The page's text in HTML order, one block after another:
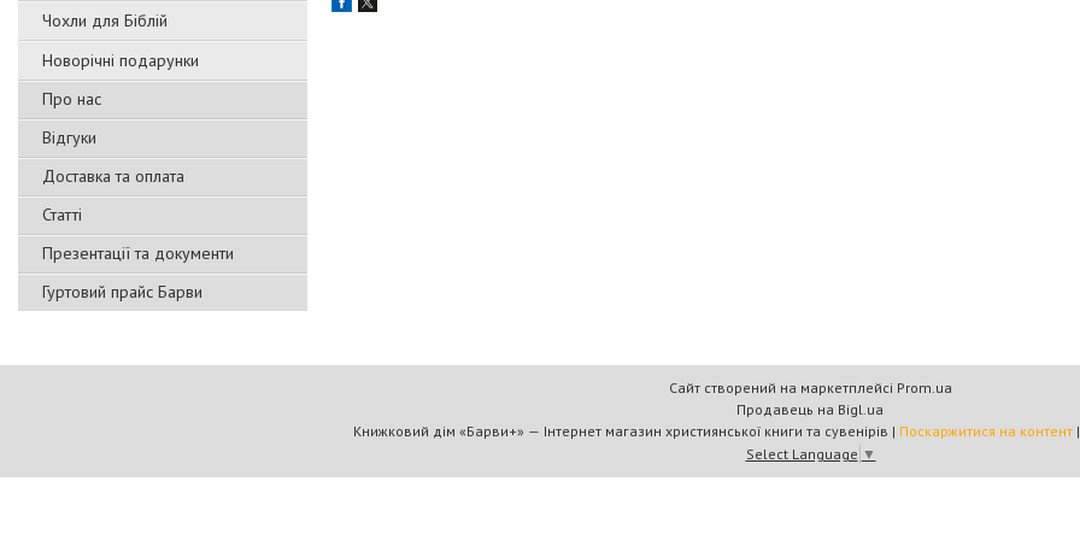
Чохли для Біблій
Новорічні подарунки
Про нас
Відгуки
Доставка та оплата
Статті
Презентації та документи
Гуртовий прайс Барви
Сайт створений на маркетплейсі Prom.ua
Продавець на Bigl.ua
Книжковий дім «Барви+» — Інтернет магазин християнської книги та сувенірів | Поскаржитися на контент |
Select Language ▼